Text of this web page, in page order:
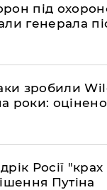
під
генерала
зробили
роки:
Росії
Путіна